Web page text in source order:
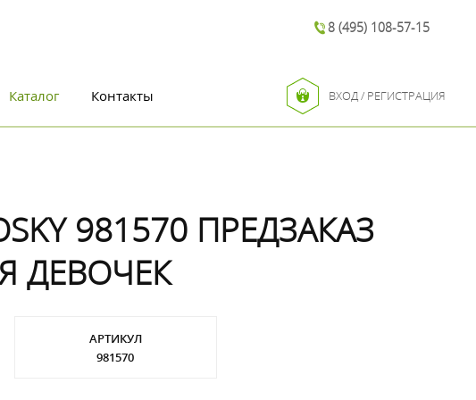
8 (495) 108-57-15
Каталог Контакты ВХОД / РЕГИСТРАЦИЯ
981570 ПРЕДЗАКАЗ
ДЕВОЧЕК
АРТИКУЛ
981570